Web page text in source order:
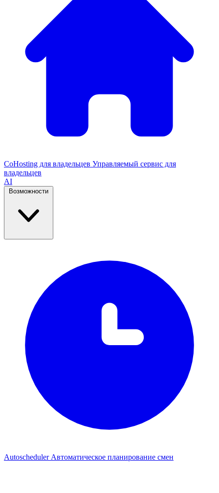
CoHosting для владельцев Управляемый сервис для
владельцев
AI
Autoscheduler Автоматическое планирование смен